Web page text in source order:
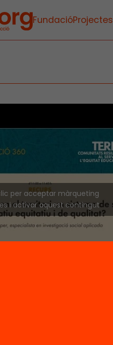
FundacióProjectes
per acceptar màrqueting
i activar aquest contingut